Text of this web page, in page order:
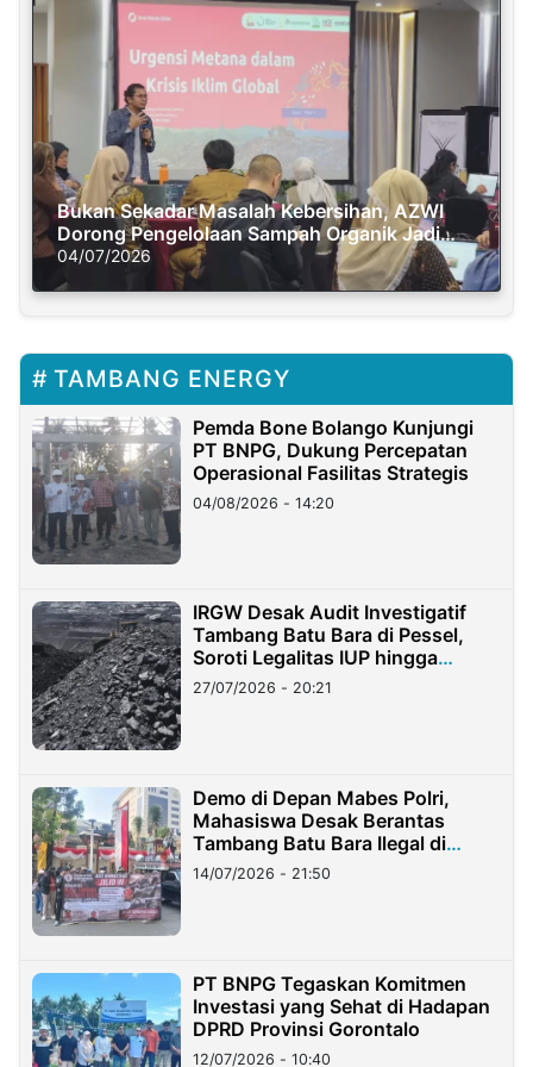
Bukan Sekadar Masalah Kebersihan, AZWI
Dorong Pengelolaan Sampah Organik Jadi
Solusi Krisis Iklim
04/07/2026
TAMBANG ENERGY
Pemda Bone Bolango Kunjungi
PT BNPG, Dukung Percepatan
Operasional Fasilitas Strategis
04/08/2026 - 14:20
IRGW Desak Audit Investigatif
Tambang Batu Bara di Pessel,
Soroti Legalitas IUP hingga
Stockpile
27/07/2026 - 20:21
Demo di Depan Mabes Polri,
Mahasiswa Desak Berantas
Tambang Batu Bara Ilegal di
Lampung
14/07/2026 - 21:50
PT BNPG Tegaskan Komitmen
Investasi yang Sehat di Hadapan
DPRD Provinsi Gorontalo
12/07/2026 - 10:40